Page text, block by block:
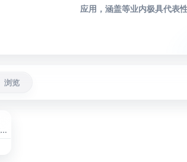
应用，涵盖等业内极具代表
浏览